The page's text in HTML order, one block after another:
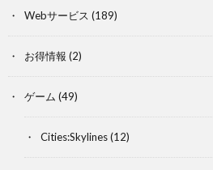
Webサービス (189)
お得情報 (2)
ゲーム (49)
Cities:Skylines(12)